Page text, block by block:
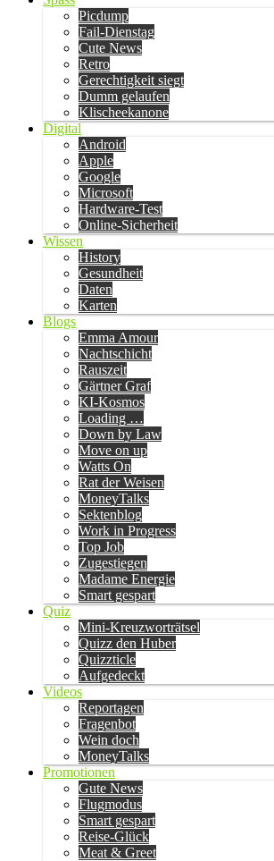
Picdump
Fail-Dienstag
Cute News
Retro
Gerechtigkeit siegt
Dumm gelaufen
Klischeekanone
Digital
Android
Apple
Google
Microsoft
Hardware-Test
Online-Sicherheit
Wissen
History
Gesundheit
Daten
Karten
Blogs
Emma Amour
Nachtschicht
Rauszeit
Gärtner Graf
KI-Kosmos
Loading …
Down by Law
Move on up
Watts On
Rat der Weisen
MoneyTalks
Sektenblog
Work in Progress
Top Job
Zugestiegen
Madame Energie
Smart gespart
Quiz
Mini-Kreuzworträtsel
Quizz den Huber
Quizzticle
Aufgedeckt
Videos
Reportagen
Fragenbot
Wein doch
MoneyTalks
Promotionen
Gute News
Flugmodus
Smart gespart
Reise-Glück
Meat & Greet